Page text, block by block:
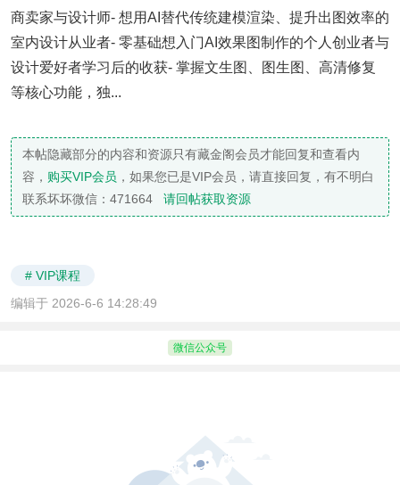
商卖家与设计师- 想用AI替代传统建模渲染、提升出图效率的
室内设计从业者- 零基础想入门AI效果图制作的个人创业者与
设计爱好者学习后的收获- 掌握文生图、图生图、高清修复
等核心功能，独...
本帖隐藏部分的内容和资源只有藏金阁会员才能回复和查看内
容， 购买VIP会员 ，如果您已是VIP会员，请直接回复，有不明白
联系坏坏微信：471664 请回帖获取资源
# VIP课程
编辑于 2026-6-6 14:28:49
微信公众号